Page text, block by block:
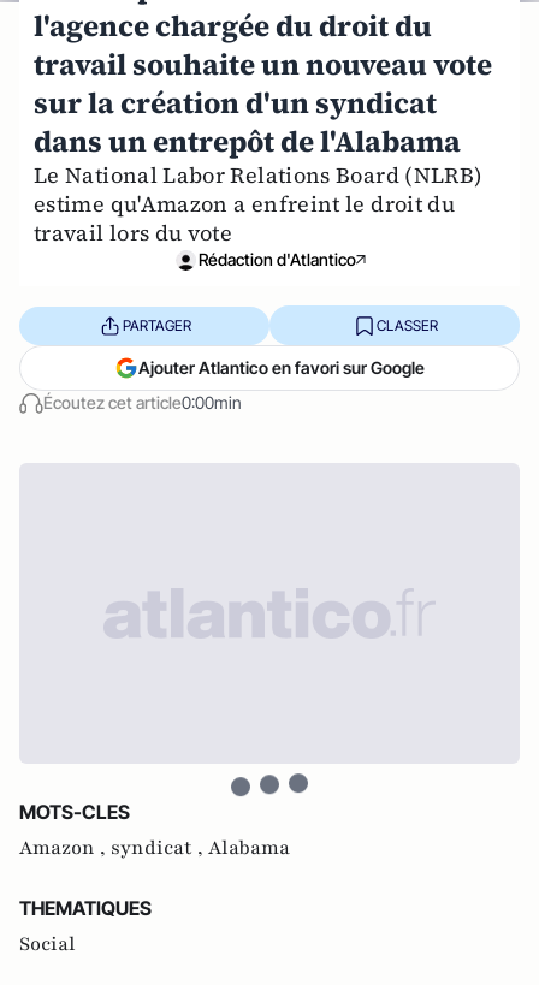
l'agence chargée du droit du
travail souhaite un nouveau vote
sur la création d'un syndicat
dans un entrepôt de l'Alabama
Le National Labor Relations Board (NLRB)
estime qu'Amazon a enfreint le droit du
travail lors du vote
Rédaction d'Atlantico
Écoutez cet article0:00min
PARTAGER CLASSER
Ajouter Atlantico en favori sur Google
MOTS-CLES
Amazon , syndicat , Alabama
THEMATIQUES
Social